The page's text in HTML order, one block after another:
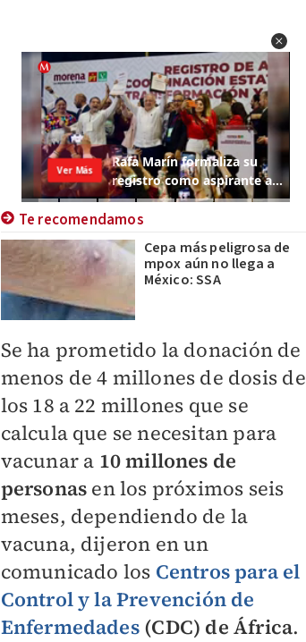
Te recomendamos
Cepa más peligrosa de
mpox aún no llega a
México: SSA
Se ha prometido la donación de
menos de 4 millones de dosis de
los 18 a 22 millones que se
calcula que se necesitan para
vacunar a 10 millones de
personas en los próximos seis
meses, dependiendo de la
vacuna, dijeron en un
comunicado los Centros para el
Control y la Prevención de
Enfermedades (CDC) de África.